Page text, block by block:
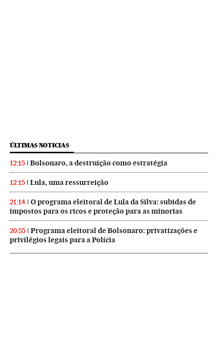
ÚLTIMAS NOTICIAS
12:15 Bolsonaro, a destruição como estratégia
12:15 Lula, uma ressurreição
21:14
O programa eleitoral de Lula da Silva: subidas de
impostos para os ricos e proteção para as minorias
20:55
Programa eleitoral de Bolsonaro: privatizações e
privilégios legais para a Polícia